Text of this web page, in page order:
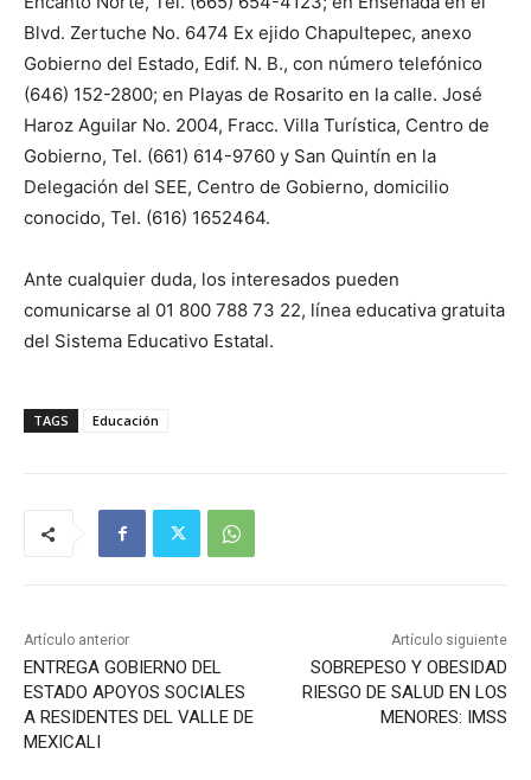
Blvd. Zertuche No. 6474 Ex ejido Chapultepec, anexo
Gobierno del Estado, Edif. N. B., con número telefónico
(646) 152-2800; en Playas de Rosarito en la calle. José
Haroz Aguilar No. 2004, Fracc. Villa Turística, Centro de
Gobierno, Tel. (661) 614-9760 y San Quintín en la
Delegación del SEE, Centro de Gobierno, domicilio
conocido, Tel. (616) 1652464.
Ante cualquier duda, los interesados pueden
comunicarse al 01 800 788 73 22, línea educativa gratuita
del Sistema Educativo Estatal.
TAGS Educación
Artículo anterior
ENTREGA GOBIERNO DEL
ESTADO APOYOS SOCIALES
A RESIDENTES DEL VALLE DE
MEXICALI
Artículo siguiente
SOBREPESO Y OBESIDAD
RIESGO DE SALUD EN LOS
MENORES: IMSS